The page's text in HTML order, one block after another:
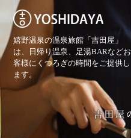
嬉野温泉の温泉旅館「吉田屋」
は、日帰り温泉、 足湯BARなどお
客様にくつろぎの時間をご提供し
ます。